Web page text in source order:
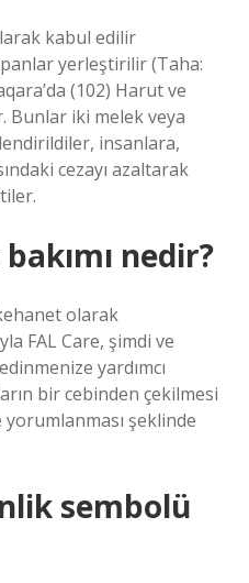
kabul edilir
yerleştirilir (Taha:
(102) Harut ve
Bunlar iki melek veya
insanlara,
cezayı azaltarak
nedir?
olarak
FAL Care, şimdi ve
yardımcı
bir cebinden çekilmesi
şeklinde
sembolü